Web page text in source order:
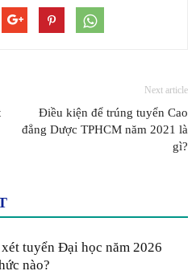
Next article
Điều kiện để trúng tuyển Cao
đẳng Dược TPHCM năm 2021 là
gì?
tuyển Đại học năm 2026
nào?